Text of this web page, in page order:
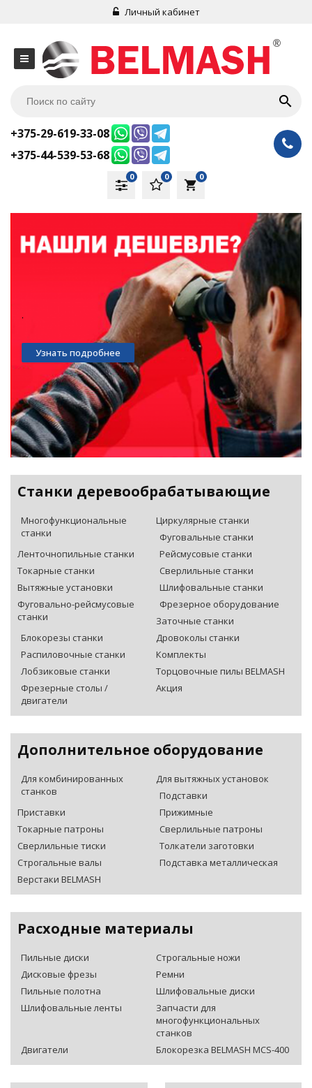
Личный кабинет
+375-29-619-33-08
+375-44-539-53-68
local_grocery_store
0
0
0
.
Узнать подробнее
Станки деревообрабатывающие
Многофункциональные
станки
Циркулярные станки
Фуговальные станки
Ленточнопильные станки
Рейсмусовые станки
Токарные станки
Сверлильные станки
Вытяжные установки
Шлифовальные станки
Фуговально-рейсмусовые
станки
Фрезерное оборудование
Заточные станки
Блокорезы станки
Дровоколы станки
Распиловочные станки
Комплекты
Лобзиковые станки
Торцовочные пилы BELMASH
Фрезерные столы /
двигатели
Акция
Дополнительное оборудование
Для комбинированных
станков
Для вытяжных установок
Подставки
Приставки
Прижимные
Токарные патроны
Сверлильные патроны
Сверлильные тиски
Толкатели заготовки
Строгальные валы
Подставка металлическая
Верстаки BELMASH
Расходные материалы
Пильные диски
Строгальные ножи
Дисковые фрезы
Ремни
Пильные полотна
Шлифовальные диски
Шлифовальные ленты
Запчасти для
многофункциональных
станков
Двигатели
Блокорезка BELMASH MCS-400